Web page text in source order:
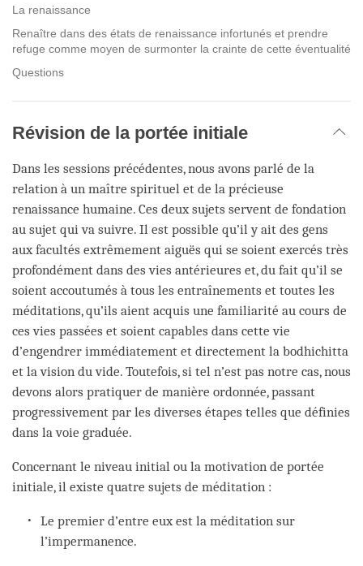
La renaissance
Renaître dans des états de renaissance infortunés et prendre
refuge comme moyen de surmonter la crainte de cette éventualité
Questions
Révision de la portée initiale
Dans les sessions précédentes, nous avons parlé de la
relation à un maître spirituel et de la précieuse
renaissance humaine. Ces deux sujets servent de fondation
au sujet qui va suivre. Il est possible qu’il y ait des gens
aux facultés extrêmement aiguës qui se soient exercés très
profondément dans des vies antérieures et, du fait qu’il se
soient accoutumés à tous les entraînements et toutes les
méditations, qu’ils aient acquis une familiarité au cours de
ces vies passées et soient capables dans cette vie
d’engendrer immédiatement et directement la bodhichitta
et la vision du vide. Toutefois, si tel n’est pas notre cas, nous
devons alors pratiquer de manière ordonnée, passant
progressivement par les diverses étapes telles que définies
dans la voie graduée.
Concernant le niveau initial ou la motivation de portée
initiale, il existe quatre sujets de méditation :
Le premier d’entre eux est la méditation sur
l’impermanence.